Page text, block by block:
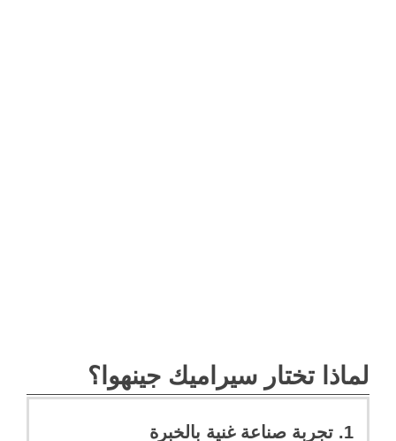
لماذا تختار سيراميك جينهوا؟
1. تجربة صناعة غنية بالخبرة